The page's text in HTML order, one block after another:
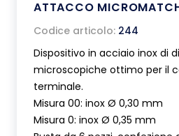
ATTACCO
Codice articolo: 244
Dispositivo in acciaio inox di
microscopiche ottimo per il
terminale.
Misura 00: inox Ø 0,30 mm
Misura 0: inox Ø 0,35 mm